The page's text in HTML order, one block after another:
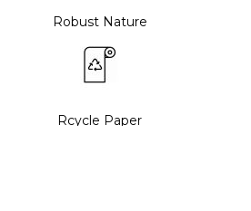
Robust Nature
Rcycle Paper